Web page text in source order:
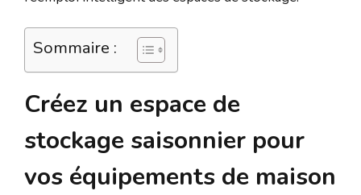
Sommaire :
Créez un espace de
stockage saisonnier pour
vos équipements de maison